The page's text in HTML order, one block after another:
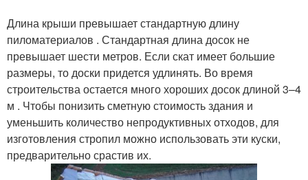
Длина крыши превышает стандартную длину
пиломатериалов . Стандартная длина досок не
превышает шести метров. Если скат имеет большие
размеры, то доски придется удлинять. Во время
строительства остается много хороших досок длиной 3–4
м . Чтобы понизить сметную стоимость здания и
уменьшить количество непродуктивных отходов, для
изготовления стропил можно использовать эти куски,
предварительно срастив их.